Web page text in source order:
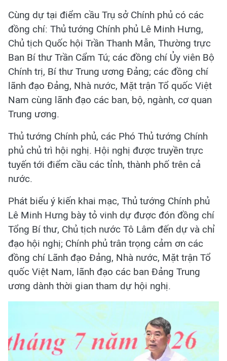
Cùng dự tại điểm cầu Trụ sở Chính phủ có các
đồng chí: Thủ tướng Chính phủ Lê Minh Hưng,
Chủ tịch Quốc hội Trần Thanh Mẫn, Thường trực
Ban Bí thư Trần Cẩm Tú; các đồng chí Ủy viên Bộ
Chính trị, Bí thư Trung ương Đảng; các đồng chí
lãnh đạo Đảng, Nhà nước, Mặt trận Tổ quốc Việt
Nam cùng lãnh đạo các ban, bộ, ngành, cơ quan
Trung ương.
Thủ tướng Chính phủ, các Phó Thủ tướng Chính
phủ chủ trì hội nghị. Hội nghị được truyền trực
tuyến tới điểm cầu các tỉnh, thành phố trên cả
nước.
Phát biểu ý kiến khai mạc, Thủ tướng Chính phủ
Lê Minh Hưng bày tỏ vinh dự được đón đồng chí
Tổng Bí thư, Chủ tịch nước Tô Lâm đến dự và chỉ
đạo hội nghị; Chính phủ trân trọng cảm ơn các
đồng chí Lãnh đạo Đảng, Nhà nước, Mặt trận Tổ
quốc Việt Nam, lãnh đạo các ban Đảng Trung
ương dành thời gian tham dự hội nghị.